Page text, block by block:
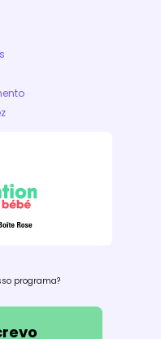
programa?